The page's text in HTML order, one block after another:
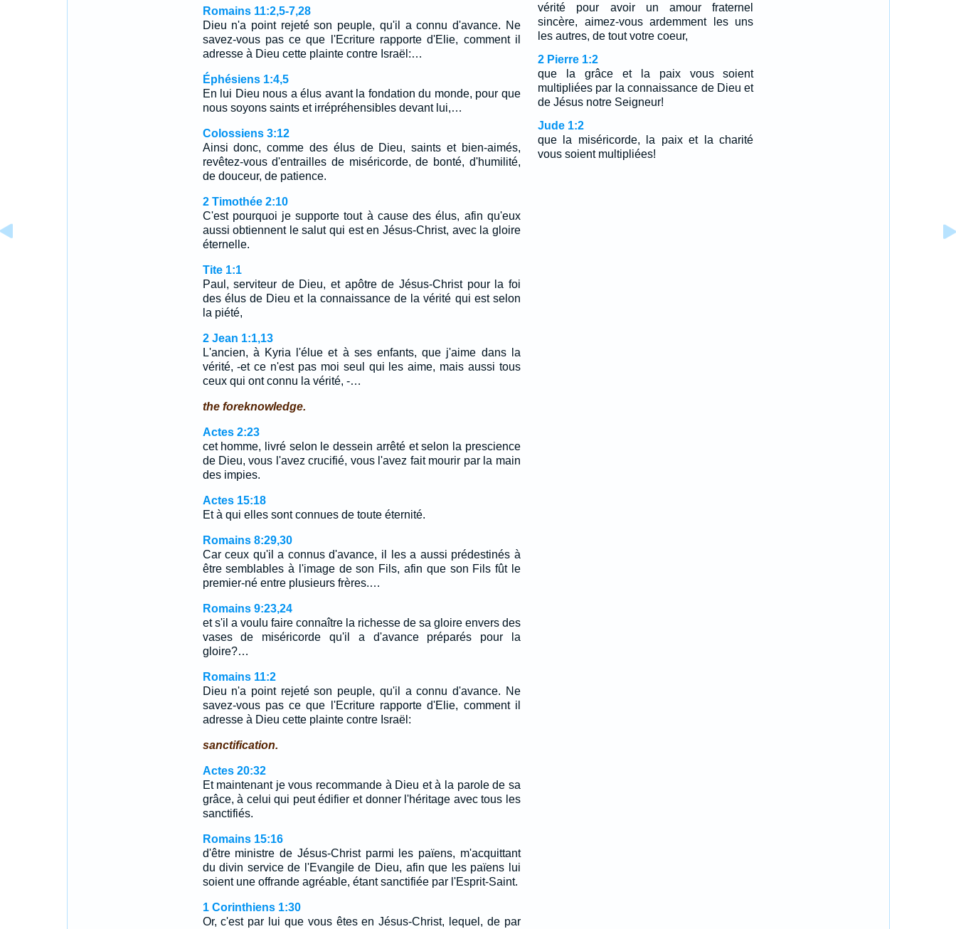
Romains 11:2,5-7,28
Dieu n'a point rejeté son peuple, qu'il a connu d'avance. Ne
savez-vous pas ce que l'Ecriture rapporte d'Elie, comment il
adresse à Dieu cette plainte contre Israël:…
Éphésiens 1:4,5
En lui Dieu nous a élus avant la fondation du monde, pour que
nous soyons saints et irrépréhensibles devant lui,…
Colossiens 3:12
Ainsi donc, comme des élus de Dieu, saints et bien-aimés,
revêtez-vous d'entrailles de miséricorde, de bonté, d'humilité,
de douceur, de patience.
2 Timothée 2:10
C'est pourquoi je supporte tout à cause des élus, afin qu'eux
aussi obtiennent le salut qui est en Jésus-Christ, avec la gloire
éternelle.
Tite 1:1
Paul, serviteur de Dieu, et apôtre de Jésus-Christ pour la foi
des élus de Dieu et la connaissance de la vérité qui est selon
la piété,
2 Jean 1:1,13
L'ancien, à Kyria l'élue et à ses enfants, que j'aime dans la
vérité, -et ce n'est pas moi seul qui les aime, mais aussi tous
ceux qui ont connu la vérité, -…
the foreknowledge.
Actes 2:23
cet homme, livré selon le dessein arrêté et selon la prescience
de Dieu, vous l'avez crucifié, vous l'avez fait mourir par la main
des impies.
Actes 15:18
Et à qui elles sont connues de toute éternité.
Romains 8:29,30
Car ceux qu'il a connus d'avance, il les a aussi prédestinés à
être semblables à l'image de son Fils, afin que son Fils fût le
premier-né entre plusieurs frères.…
Romains 9:23,24
et s'il a voulu faire connaître la richesse de sa gloire envers des
vases de miséricorde qu'il a d'avance préparés pour la
gloire?…
Romains 11:2
Dieu n'a point rejeté son peuple, qu'il a connu d'avance. Ne
savez-vous pas ce que l'Ecriture rapporte d'Elie, comment il
adresse à Dieu cette plainte contre Israël:
sanctification.
Actes 20:32
Et maintenant je vous recommande à Dieu et à la parole de sa
grâce, à celui qui peut édifier et donner l'héritage avec tous les
sanctifiés.
Romains 15:16
d'être ministre de Jésus-Christ parmi les païens, m'acquittant
du divin service de l'Evangile de Dieu, afin que les païens lui
soient une offrande agréable, étant sanctifiée par l'Esprit-Saint.
1 Corinthiens 1:30
Or, c'est par lui que vous êtes en Jésus-Christ, lequel, de par
vérité pour avoir un amour fraternel
sincère, aimez-vous ardemment les uns
les autres, de tout votre coeur,
2 Pierre 1:2
que la grâce et la paix vous soient
multipliées par la connaissance de Dieu et
de Jésus notre Seigneur!
Jude 1:2
que la miséricorde, la paix et la charité
vous soient multipliées!